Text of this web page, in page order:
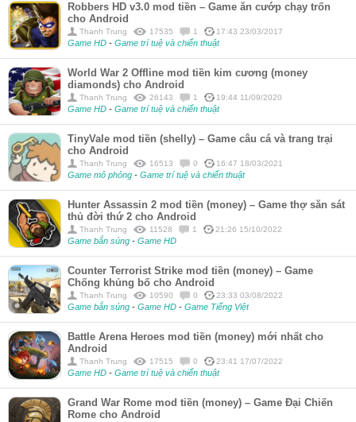
Robbers HD v3.0 mod tiền – Game ăn cướp chạy trốn
cho Android
Thanh Trung 17535 1 17:43 23/03/2017
Game HD - Game trí tuệ và chiến thuật
World War 2 Offline mod tiền kim cương (money
diamonds) cho Android
Thanh Trung 26143 1 19:44 11/09/2020
Game HD - Game trí tuệ và chiến thuật
TinyVale mod tiền (shelly) – Game câu cá và trang trại
cho Android
Thanh Trung 16513 0 16:47 18/03/2021
Game mô phỏng - Game trí tuệ và chiến thuật
Hunter Assassin 2 mod tiền (money) – Game thợ săn sát
thủ đời thứ 2 cho Android
Thanh Trung 11528 1 21:26 15/10/2022
Game bắn súng - Game HD
Counter Terrorist Strike mod tiền (money) – Game
Chống khủng bố cho Android
Thanh Trung 10590 0 23:33 03/08/2022
Game bắn súng - Game HD - Game Tiếng Việt
Battle Arena Heroes mod tiền (money) mới nhất cho
Android
Thanh Trung 17515 0 23:41 17/07/2022
Game HD - Game trí tuệ và chiến thuật
Grand War Rome mod tiền (money) – Game Đại Chiến
Rome cho Android